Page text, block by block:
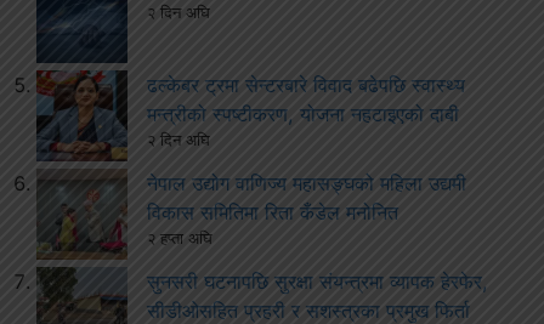
२ दिन अघि
ढल्केबर ट्रमा सेन्टरबारे विवाद बढेपछि स्वास्थ्य
मन्त्रीको स्पष्टीकरण, योजना नहटाइएको दाबी
२ दिन अघि
नेपाल उद्योग वाणिज्य महासङ्घको महिला उद्यमी
विकास समितिमा रिता कँडेल मनोनित
२ हप्ता अघि
सुनसरी घटनापछि सुरक्षा संयन्त्रमा व्यापक हेरफेर,
सीडीओसहित प्रहरी र सशस्त्रका प्रमुख फिर्ता